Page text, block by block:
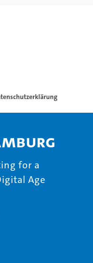
for a
Age